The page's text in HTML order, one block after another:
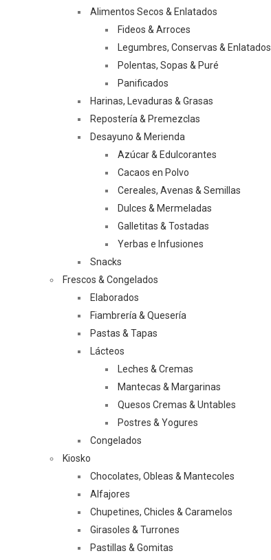
Alimentos Secos & Enlatados
Fideos & Arroces
Legumbres, Conservas & Enlatados
Polentas, Sopas & Puré
Panificados
Harinas, Levaduras & Grasas
Repostería & Premezclas
Desayuno & Merienda
Azúcar & Edulcorantes
Cacaos en Polvo
Cereales, Avenas & Semillas
Dulces & Mermeladas
Galletitas & Tostadas
Yerbas e Infusiones
Snacks
Frescos & Congelados
Elaborados
Fiambrería & Quesería
Pastas & Tapas
Lácteos
Leches & Cremas
Mantecas & Margarinas
Quesos Cremas & Untables
Postres & Yogures
Congelados
Kiosko
Chocolates, Obleas & Mantecoles
Alfajores
Chupetines, Chicles & Caramelos
Girasoles & Turrones
Pastillas & Gomitas